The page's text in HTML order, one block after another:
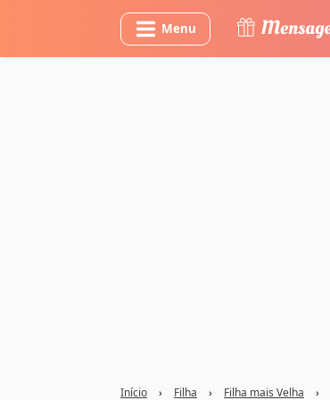
Menu
Início › Filha › Filha mais Velha ›